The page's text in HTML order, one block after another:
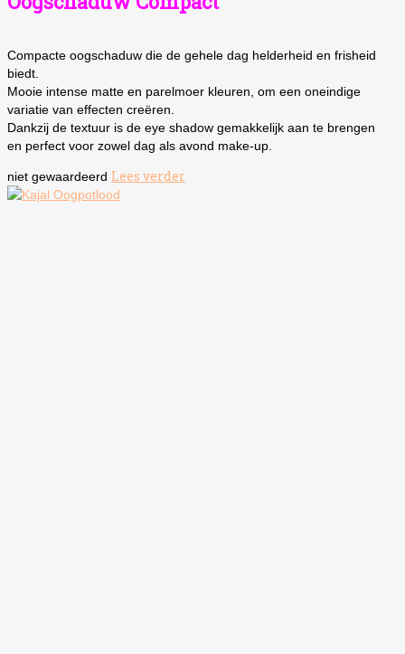
Compacte oogschaduw die de gehele dag helderheid en frisheid
biedt.
Mooie intense matte en parelmoer kleuren, om een oneindige
variatie van effecten creëren.
Dankzij de textuur is de eye shadow gemakkelijk aan te brengen
en perfect voor zowel dag als avond make-up.
niet gewaardeerd Lees verder